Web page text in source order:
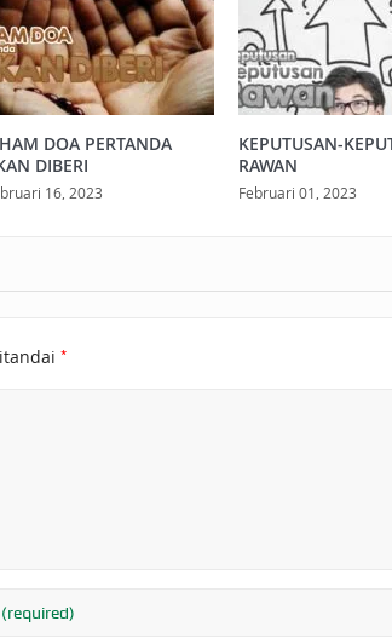
DOA PERTANDA
DIBERI
16, 2023
KEPUTUSAN-
RAWAN
Februari 01, 2023
*